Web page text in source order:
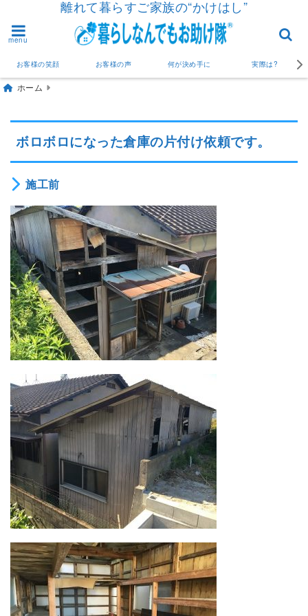
離れて暮らすご家族の“かけはし”
menu
お客様の笑顔 お客様の声 何が決め手に 実際は?
ホーム
ボロボロになった倉庫の片付け依頼です。
施工前